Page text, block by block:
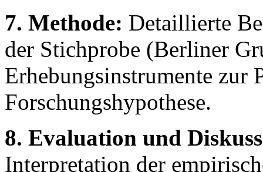
7. Methode: Detaillierte
der Stichprobe (Berliner
Erhebungsinstrumente zur
Forschungshypothese.
8. Evaluation und
Interpretation der